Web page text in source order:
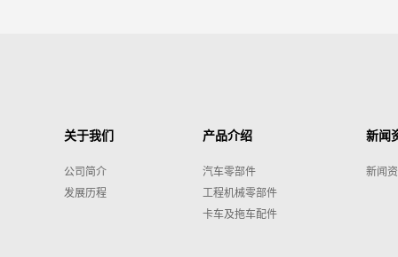
关于我们
公司简介
发展历程
产品介绍
汽车零部件
工程机械零部件
卡车及拖车配件
新闻
新闻